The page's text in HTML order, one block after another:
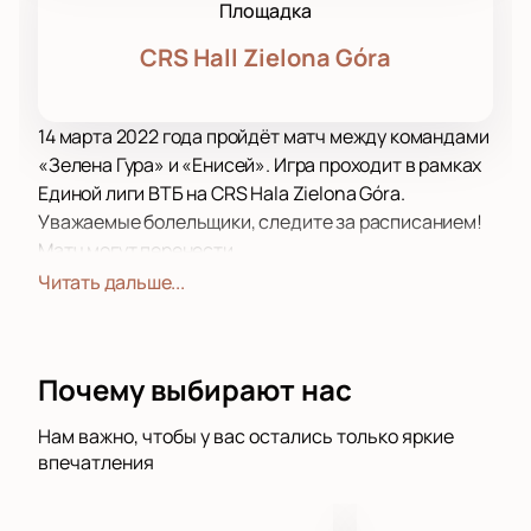
Площадка
CRS Hall Zielona Góra
14 марта 2022 года пройдёт матч между командами
«Зелена Гура» и «Енисей». Игра проходит в рамках
Единой лиги ВТБ на CRS Hala Zielona Góra.
Уважаемые болельщики, следите за расписанием!
Матч могут перенести.
«Зелена Гура» — мужской профессиональный
выход клуба в Евролигу. Золотые медали на
сезонах 2012/2013, 2014/2015, 2015/2016, 2016/2017,
2019/2020 годов. Кубок Польши команда выиграла
Читать дальше...
Почему выбирают нас
Нам важно, чтобы у вас остались только яркие
впечатления